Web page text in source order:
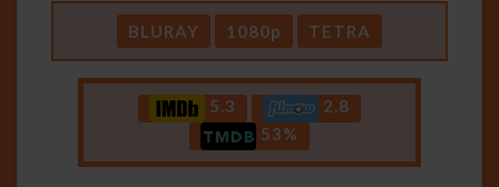
BLURAY 1080p TETRA
5.3
2.8
53%